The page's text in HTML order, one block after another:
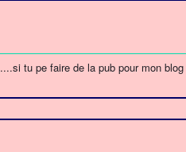
tu pe faire de la pub pour mon